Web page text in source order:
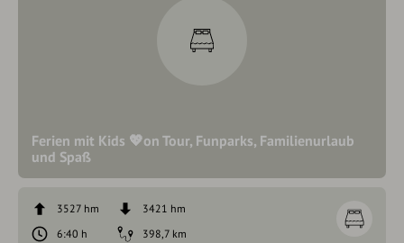
Ferien mit Kids 💖on Tour, Funparks, Familienurlaub
und Spaß
3527 hm
3421 hm
6:40 h
398,7 km